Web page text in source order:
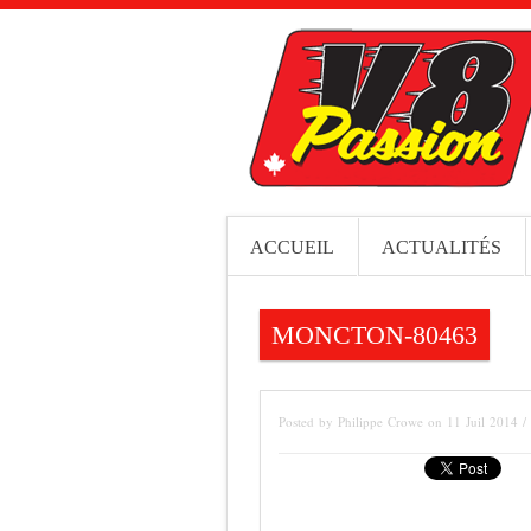
ACCUEIL ACTUALITÉS
MONCTON-80463
Posted by Philippe Crowe on 11 Juil 2014 /